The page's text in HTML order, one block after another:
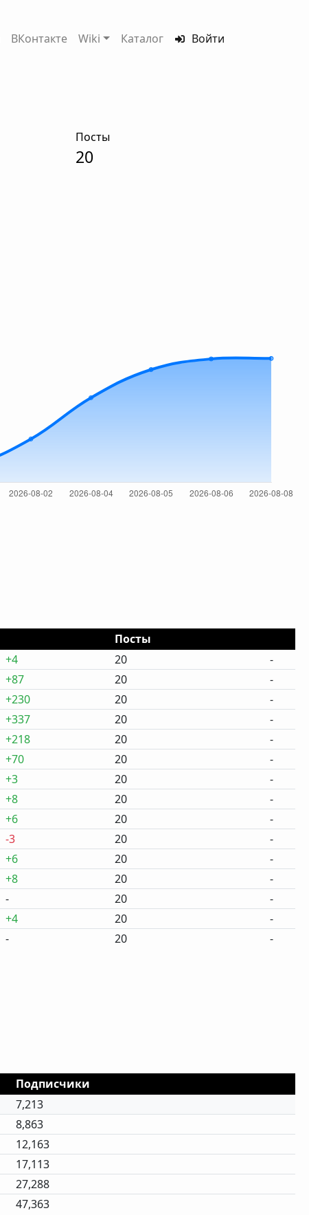
ВКонтакте Wiki Каталог Войти
Посты
20
Посты
+4 20
-
+87 20
-
+230 20
-
+337 20
-
+218 20
-
+70 20
-
+3 20
-
+8 20
-
+6 20
-
-3 20
-
+6 20
-
+8 20
-
- 20
-
+4 20
-
- 20 -
Подписчики
7,213
8,863
12,163
17,113
27,288
47,363